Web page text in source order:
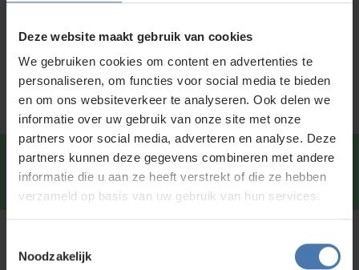
Deze website maakt gebruik van cookies
We gebruiken cookies om content en advertenties te
personaliseren, om functies voor social media te bieden
en om ons websiteverkeer te analyseren. Ook delen we
informatie over uw gebruik van onze site met onze
partners voor social media, adverteren en analyse. Deze
partners kunnen deze gegevens combineren met andere
informatie die u aan ze heeft verstrekt of die ze hebben
verzameld op basis van uw gebruik van hun services.
Noodzakelijk
Service en kalibratie
Snel en direct contact?We beantwoorden je vragen
graag viaWhatsapp.